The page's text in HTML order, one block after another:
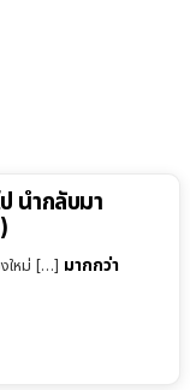
นำกลับมา
ใหม่ […] มากกว่า